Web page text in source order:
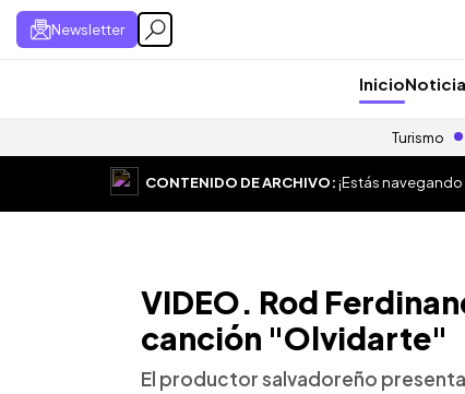
Newsletter
Inicio
Turismo
CONTENIDO DE ARCHIVO:¡Estás
VIDEO. Rod
canción "Olvidarte"
El productor salvadoreño